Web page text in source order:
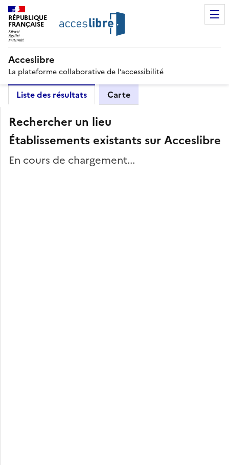
RÉPUBLIQUE
FRANÇAISE
Acceslibre
La plateforme collaborative de l’accessibilité
Liste des résultats Carte
Rechercher un lieu
Établissements existants sur Acceslibre
En cours de chargement...